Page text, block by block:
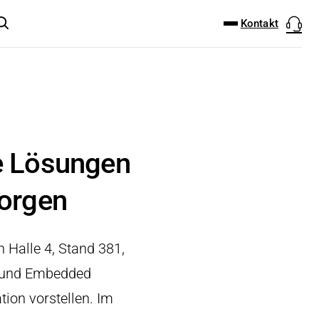
Kontakt
Lösungen
Halle 4, Stand 381,
Embedded
vorstellen. Im